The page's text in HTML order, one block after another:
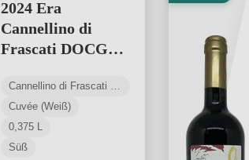
2024 Era
Cannellino di
Frascati DOCG
Cannellino di Frascati DOCG
Cuvée (Weiß)
0,375 L
Süß